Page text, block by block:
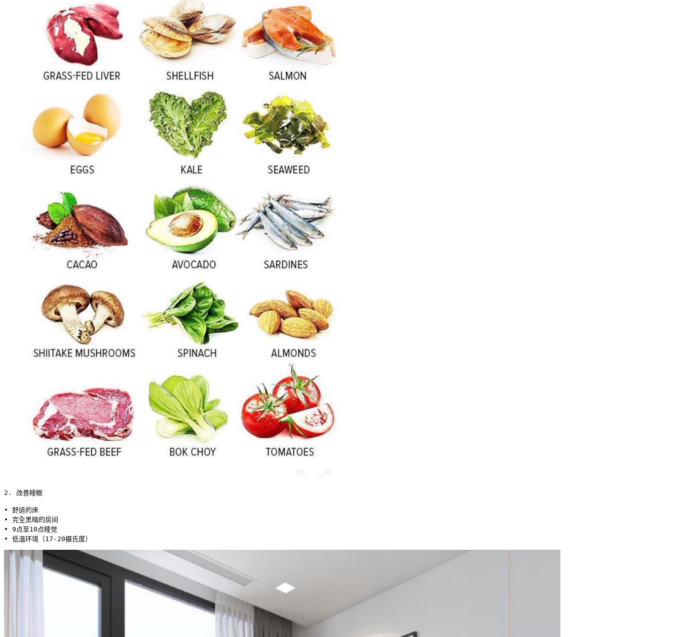
2. 改善睡眠
• 舒适的床
• 完全黑暗的房间
• 9点至10点睡觉
• 低温环境（17-20摄氏度）